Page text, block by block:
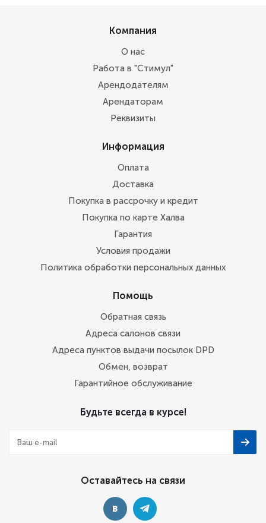
Компания
О нас
Работа в "Стимул"
Арендодателям
Арендаторам
Реквизиты
Информация
Оплата
Доставка
Покупка в рассрочку и кредит
Покупка по карте Халва
Гарантия
Условия продажи
Политика обработки персональных данных
Помощь
Обратная связь
Адреса салонов связи
Адреса пунктов выдачи посылок DPD
Обмен, возврат
Гарантийное обслуживание
Будьте всегда в курсе!
Оставайтесь на связи